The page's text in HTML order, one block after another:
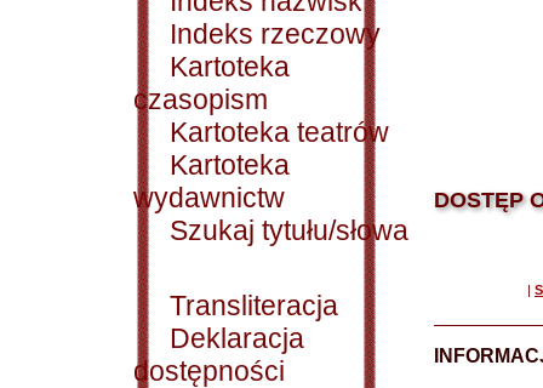
Indeks rzeczowy
Kartoteka
czasopism
Kartoteka teatrów
Kartoteka
wydawnictw
Szukaj tytułu/słowa
Transliteracja
Deklaracja
dostępności
DOSTĘP
|